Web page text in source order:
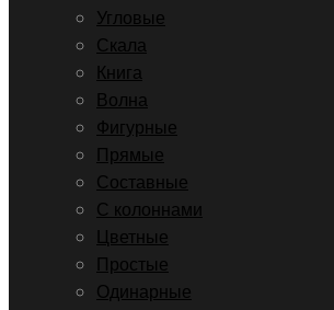
Угловые
Скала
Книга
Волна
Фигурные
Прямые
Составные
С колоннами
Цветные
Простые
Одинарные